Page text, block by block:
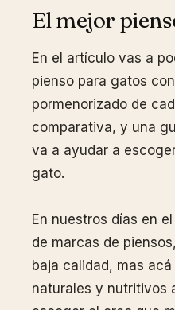
El mejor
En el artículo vas a
pienso para gatos
pormenorizado de
comparativa, y una
va a ayudar a
gato.
En nuestros días en
de marcas de
baja calidad, mas
naturales y nutritivos